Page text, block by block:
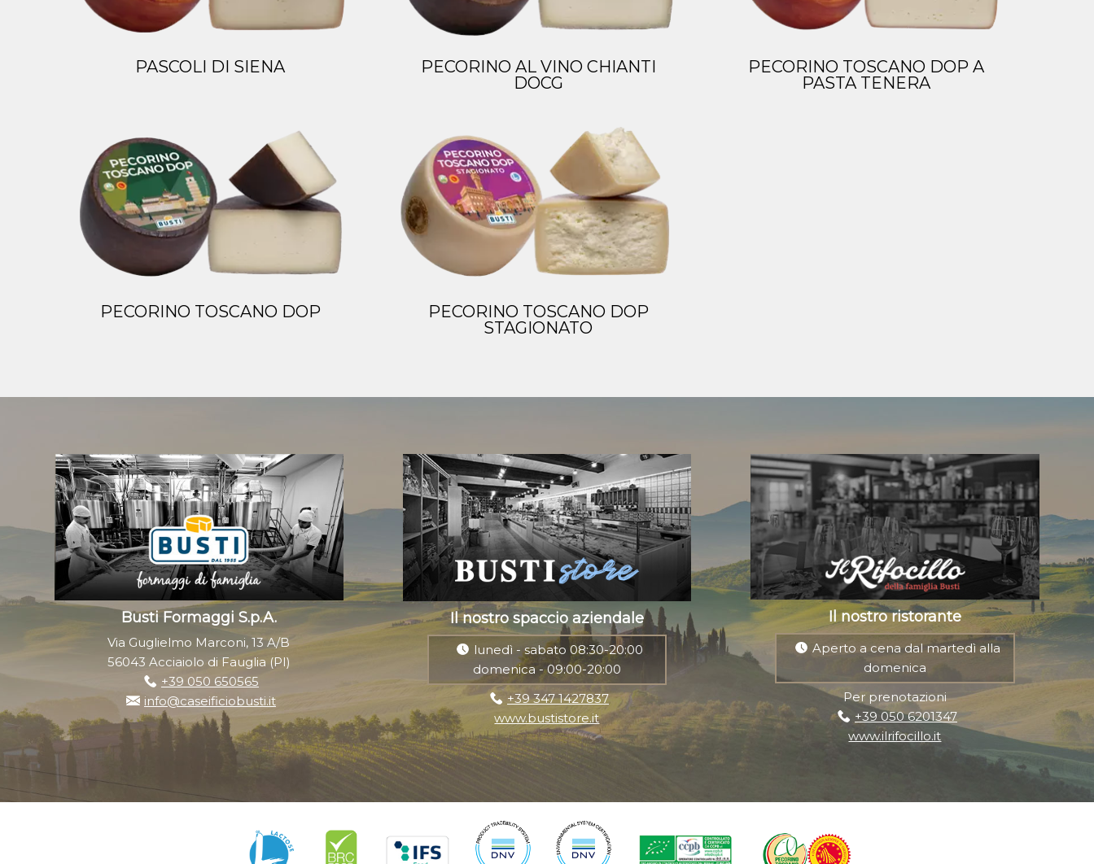
PASCOLI DI SIENA
PECORINO AL VINO CHIANTI
DOCG
PECORINO TOSCANO DOP A
PASTA TENERA
PECORINO TOSCANO DOP
PECORINO TOSCANO DOP
STAGIONATO
Busti Formaggi S.p.A.
Via Guglielmo Marconi, 13 A/B
56043 Acciaiolo di Fauglia (PI)
+39 050 650565
info@caseificiobusti.it
Il nostro spaccio aziendale
lunedì - sabato 08:30-20:00
domenica - 09:00-20:00
+39 347 1427837
www.bustistore.it
Il nostro ristorante
Aperto a cena dal martedì alla
domenica
Per prenotazioni
+39 050 6201347
www.ilrifocillo.it